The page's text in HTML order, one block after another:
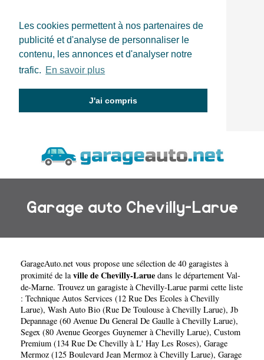
Les cookies permettent à nos partenaires de
publicité et d'analyse de personnaliser le
contenu, les annonces et d'analyser notre
trafic. En savoir plus
J'ai compris
Garage auto Chevilly-Larue
GarageAuto.net vous propose une sélection de 40 garagistes à
proximité de laville de Chevilly-Larue dans le département Val-
de-Marne. Trouvez un garagiste à Chevilly-Larue parmi cette liste
: Technique Autos Services (12 Rue Des Ecoles à Chevilly
Larue), Wash Auto Bio (Rue De Toulouse à Chevilly Larue), Jb
Depannage (60 Avenue Du General De Gaulle à Chevilly Larue),
Segex (80 Avenue Georges Guynemer à Chevilly Larue), Custom
Premium (134 Rue De Chevilly à L' Hay Les Roses), Garage
Mermoz (125 Boulevard Jean Mermoz à Chevilly Larue), Garage